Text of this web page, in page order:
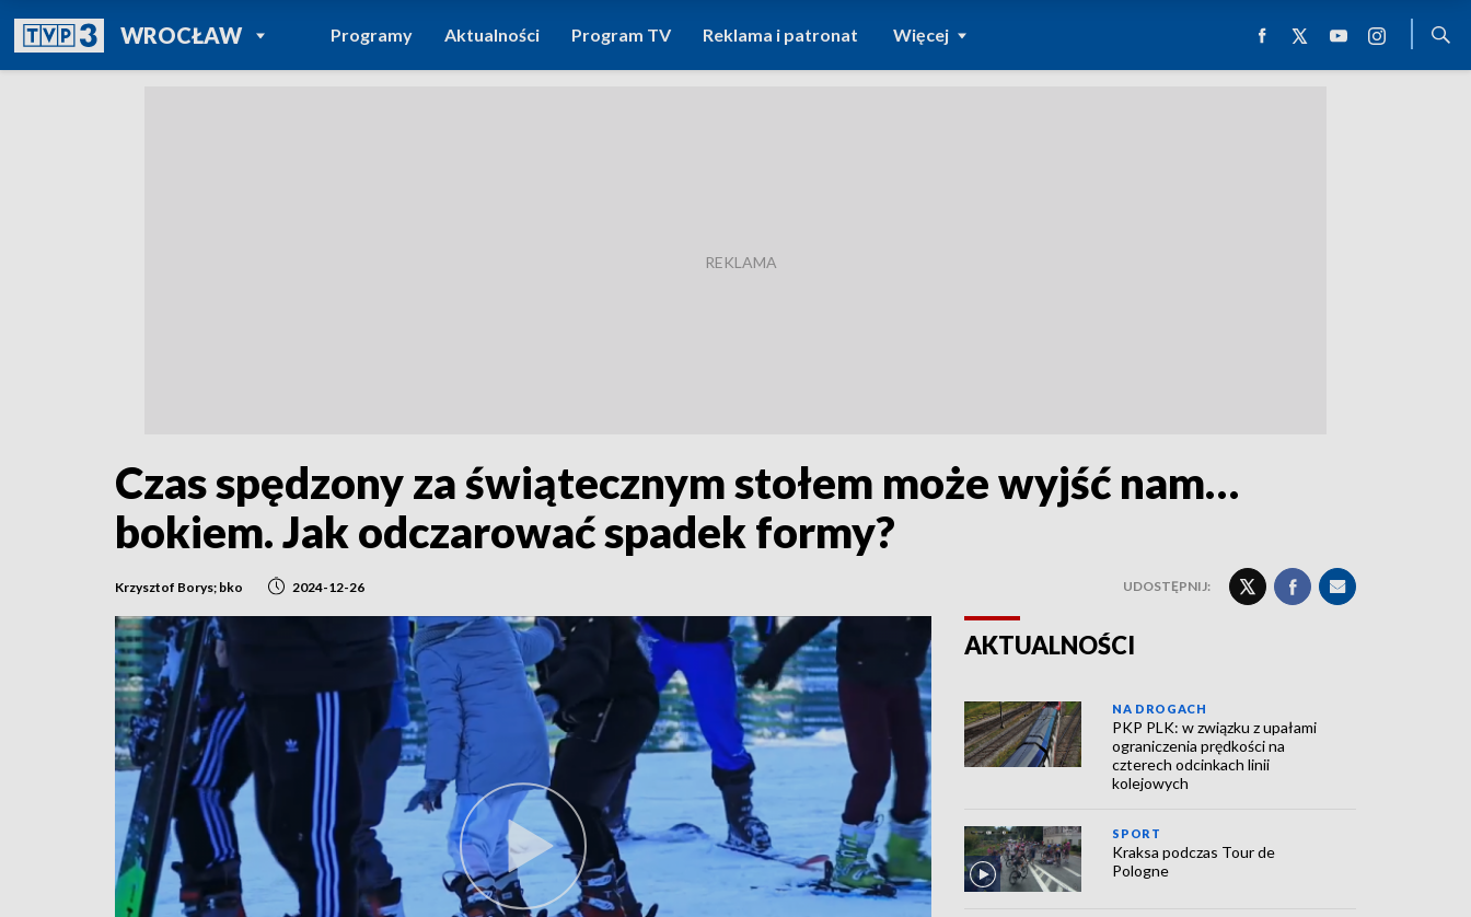
WROCŁAWPOWRÓT DO
TVP REGIONY
Programy Aktualności Program TV Reklama i patronat Więcej
Czas spędzony za świątecznym stołem może wyjść nam…
bokiem. Jak odczarować spadek formy?
Krzysztof Borys; bko 2024-12-26 UDOSTĘPNIJ:
AKTUALNOŚCI
NA DROGACH
PKP PLK: w związku z upałami
ograniczenia prędkości na
czterech odcinkach linii
kolejowych
SPORT
Kraksa podczas Tour de
Pologne